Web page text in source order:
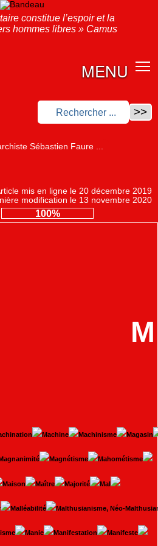
constitue l’espoir et la
hommes libres » Camus
MENU
Sébastien Faure ...
mis en ligne le 20 décembre 2019
modification le 13 novembre 2020
100%
M
Machine Machinisme Magasin
Magnanimité Magnétisme Mahométisme
Maison Maître Majorité Mal
Malléabilité Malthusianisme, Néo-
Manie Manifestation Manifeste